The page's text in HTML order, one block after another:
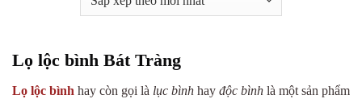
Lọ lộc bình Bát Tràng
Lọ lộc bình hay còn gọi là lục bình hay độc bình là một sản phẩm